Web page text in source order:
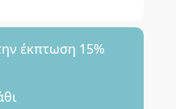
έκπτωση 15%